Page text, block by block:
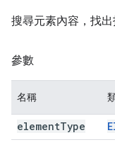
搜尋元素內容，找出
參數
名稱
elementType